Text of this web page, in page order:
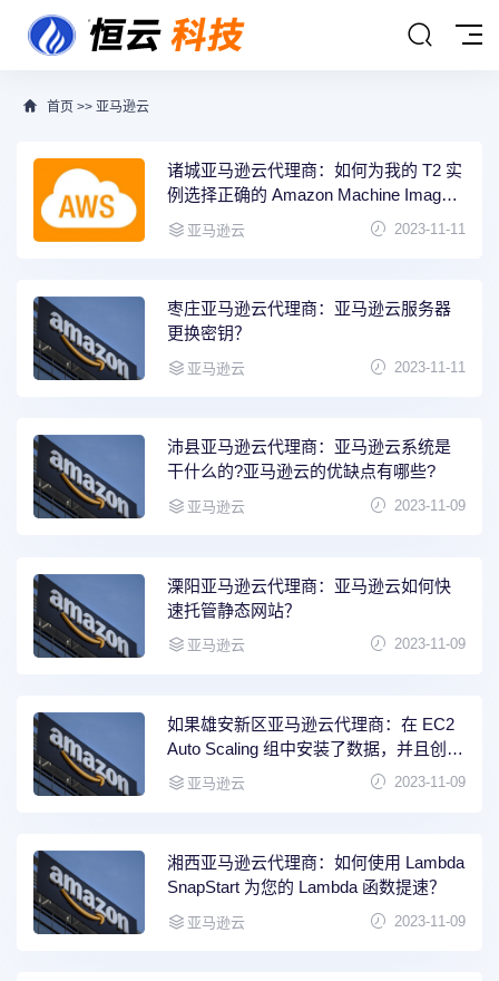
首页 >> 亚马逊云
诸城亚马逊云代理商：如何为我的 T2 实
例选择正确的 Amazon Machine Image
（AMI）？
亚马逊云 2023-11-11
枣庄亚马逊云代理商：亚马逊云服务器
更换密钥？
亚马逊云 2023-11-11
沛县亚马逊云代理商：亚马逊云系统是
干什么的?亚马逊云的优缺点有哪些?
亚马逊云 2023-11-09
溧阳亚马逊云代理商：亚马逊云如何快
速托管静态网站？
亚马逊云 2023-11-09
如果雄安新区亚马逊云代理商：在 EC2
Auto Scaling 组中安装了数据，并且创建
了一个新实例，数据是否会复制到新实
亚马逊云 2023-11-09
湘西亚马逊云代理商：如何使用 Lambda
SnapStart 为您的 Lambda 函数提速？
亚马逊云 2023-11-09